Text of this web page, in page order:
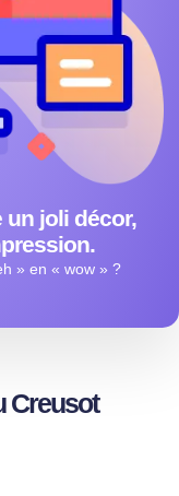
un joli décor,
» en « wow » ?
Creusot